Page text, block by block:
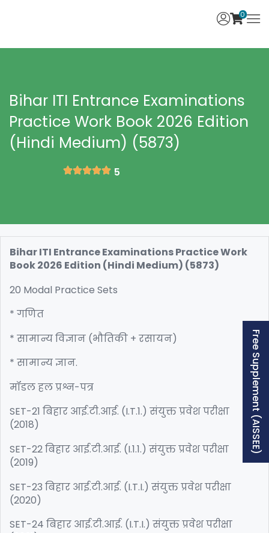
0
Bihar ITI Entrance Examinations
Practice Work Book 2026 Edition
(Hindi Medium) (5873)
5
Bihar ITI Entrance Examinations Practice Work
Book 2026 Edition (Hindi Medium) (5873)
20 Modal Practice Sets
* गणित
* सामान्य विज्ञान (भौतिकी + रसायन)
* सामान्य ज्ञान.
मॉडल हल प्रश्न-पत्र
SET-21 बिहार आई.टी.आई. (I.T.1.) संयुक्त प्रवेश परीक्षा
(2018)
SET-22 बिहार आई.टी.आई. (I.1.1.) संयुक्त प्रवेश परीक्षा
(2019)
SET-23 बिहार आई.टी.आई. (I.T.I.) संयुक्त प्रवेश परीक्षा
(2020)
SET-24 बिहार आई.टी.आई. (I.T.I.) संयुक्त प्रवेश परीक्षा
Free Supplement (AISSEE)